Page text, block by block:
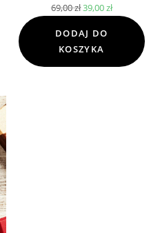
69,00złPierwotna
wynosiła:
39,00złAktualna
cena
wynosi:
39,00 zł.
DODAJ DO
KOSZYKA